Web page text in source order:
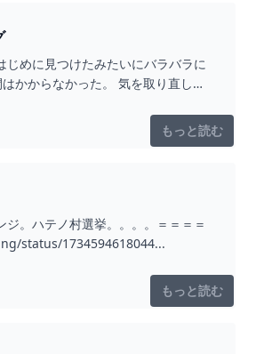
めに見つけたみたいにバラバラに
かからなかった。 気を取り直し
もっと読む
。ハテノ村選挙。。。。＝＝＝＝
status/1734594618044...
もっと読む